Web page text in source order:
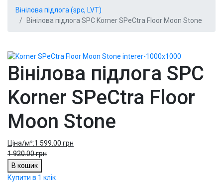
Вінілова підлога (spc, LVT)
Вінілова підлога SPC Korner SPeCtra Floor Moon Stone
Вінілова підлога SPC
Korner SPeCtra Floor
Moon Stone
Ціна/м²:1 599.00 грн
1 920.00 грн
В кошик
Купити в 1 клік